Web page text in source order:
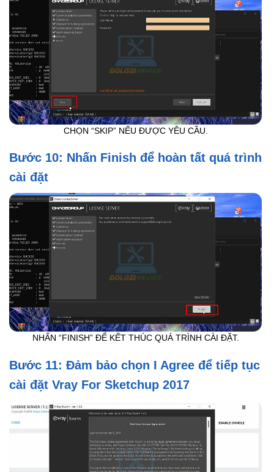
CHỌN “SKIP” NẾU ĐƯỢC YÊU CẦU.
Bước 10: Nhấn Finish để hoàn tất quá trình
cài đặt
NHẤN “FINISH” ĐỂ KẾT THÚC QUÁ TRÌNH CÀI ĐẶT.
Bước 11: Đảm bảo chọn I Agree để tiếp tục
cài đặt Vray For Sketchup 2017